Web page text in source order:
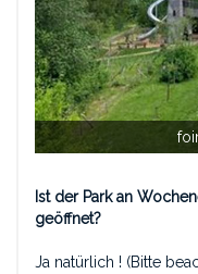
Ist der Park an
geöffnet?
Ja natürlich ! (Bitte